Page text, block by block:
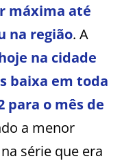
máxima até
na região. A
na cidade
baixa em toda
para o mês de
a menor
série que era